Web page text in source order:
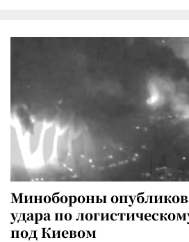
Минобороны
удара по
под Киевом